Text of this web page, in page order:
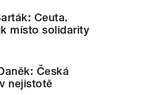
Ceuta.
místo solidarity
Česká
nejistotě